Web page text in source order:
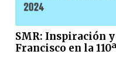
SMR: Inspiración
Francisco en la